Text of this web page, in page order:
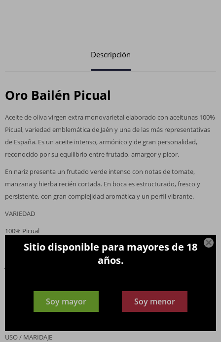

Sitio disponible para mayores de 18
años.
Soy mayor Soy menor
Descripción
Oro Bailén Picual
Aceite de oliva virgen extra monovarietal elaborado con aceitunas 100%
Picual, variedad emblemática de Jaén y una de las más representativas
de España. Es un aceite intenso, armónico y de gran personalidad,
reconocido por su equilibrio entre frutado, amargor y picor.
En nariz presenta un frutado verde intenso con notas de tomate,
manzana y hierba recién cortada. En boca es estructurado, fresco y
persistente, con gran complejidad aromática y un perfil vibrante.
VARIEDAD
100% Picual
ORIGEN
Aroma: tomate, manzana, hierba recién cortada
USO / MARIDAJE